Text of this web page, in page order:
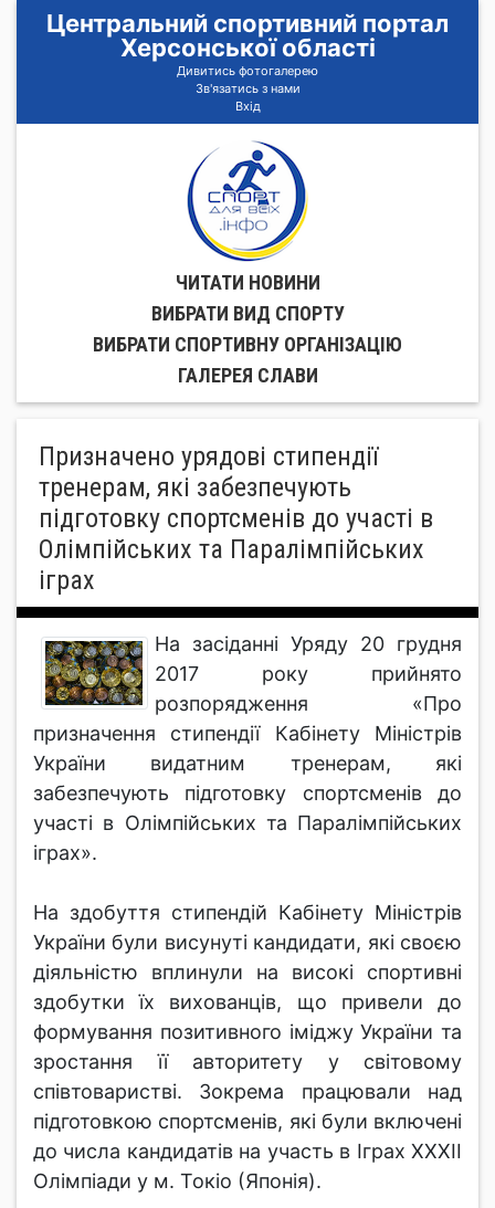
Центральний спортивний портал
Херсонської області
Дивитись фотогалерею
Зв'язатись з нами
Вхід
ЧИТАТИ НОВИНИ
ВИБРАТИ ВИД СПОРТУ
ВИБРАТИ СПОРТИВНУ ОРГАНIЗАЦIЮ
ГАЛЕРЕЯ СЛАВИ
Призначено урядові стипендії
тренерам, які забезпечують
підготовку спортсменів до участі в
Олімпійських та Паралімпійських
іграх
На засіданні Уряду 20 грудня
2017 року прийнято
розпорядження «Про
призначення стипендії Кабінету Міністрів
України видатним тренерам, які
забезпечують підготовку спортсменів до
участі в Олімпійських та Паралімпійських
іграх».
На здобуття стипендій Кабінету Міністрів
України були висунуті кандидати, які своєю
діяльністю вплинули на високі спортивні
здобутки їх вихованців, що привели до
формування позитивного іміджу України та
зростання її авторитету у світовому
співтоваристві. Зокрема працювали над
підготовкою спортсменів, які були включені
до числа кандидатів на участь в Іграх XXXІI
Олімпіади у м. Токіо (Японія).